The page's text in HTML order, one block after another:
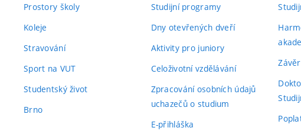
Prostory školy
Koleje
Stravování
Sport na VUT
Studentský život
Brno
Studijní programy
Dny otevřených dveří
Aktivity pro juniory
Celoživotní vzdělávání
Zpracování osobních údajů
uchazečů o studium
E-přihláška